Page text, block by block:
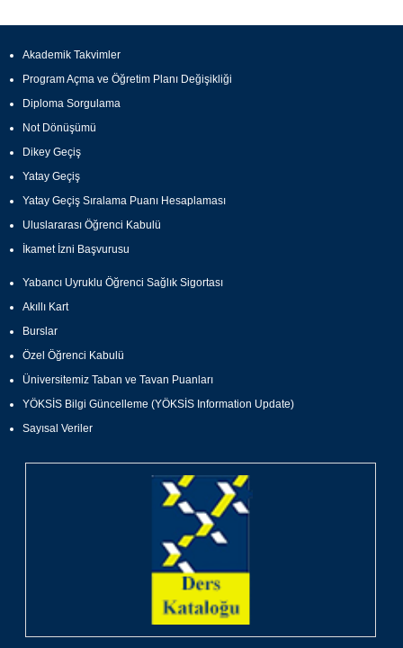
Akademik Takvimler
Program Açma ve Öğretim Planı Değişikliği
Diploma Sorgulama
Not Dönüşümü
Dikey Geçiş
Yatay Geçiş
Yatay Geçiş Sıralama Puanı Hesaplaması
Uluslararası Öğrenci Kabulü
İkamet İzni Başvurusu
Yabancı Uyruklu Öğrenci Sağlık Sigortası
Akıllı Kart
Burslar
Özel Öğrenci Kabulü
Üniversitemiz Taban ve Tavan Puanları
YÖKSİS Bilgi Güncelleme (YÖKSİS Information Update)
Sayısal Veriler